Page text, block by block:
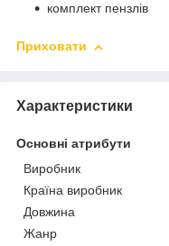
комплект пензлів
Приховати
Характеристики
Основні атрибути
Виробник
Країна виробник
Довжина
Жанр